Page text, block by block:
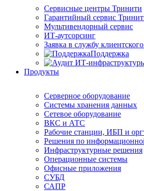
Сервисные центры Тринити
Гарантийный сервис
Мультивендорный сервис
ИТ-аутсорсинг
Заявка в службу
Поддержка
Продукты
Серверное оборудование
Системы хранения данных
Сетевое оборудование
ВКС и АТС
Рабочие станции, ИБП и
Решения по
Инфраструктурные решения
Операционные системы
Офисные приложения
СУБД
САПР